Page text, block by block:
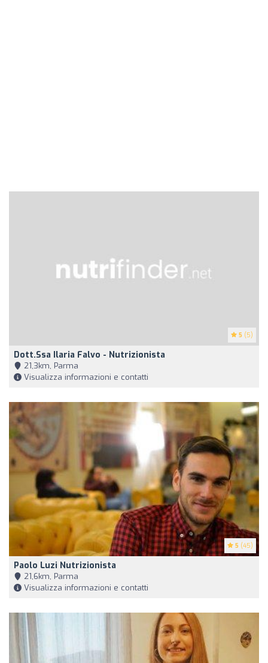
5 (5)
Dott.ssa Ilaria Falvo - Nutrizionista
21,3km, Parma
Visualizza informazioni e contatti
5 (45)
Paolo Luzi Nutrizionista
21,6km, Parma
Visualizza informazioni e contatti